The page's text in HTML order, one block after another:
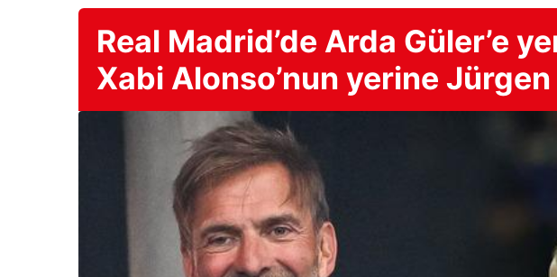
Real Madrid’de Arda Güler’e
Xabi Alonso’nun yerine